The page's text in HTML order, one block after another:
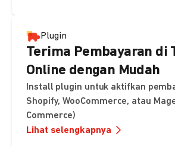
Plugin
Terima Pembayaran di
Online dengan Mudah
Install plugin untuk aktifkan
Shopify, WooCommerce, atau
Commerce)
Lihat selengkapnya